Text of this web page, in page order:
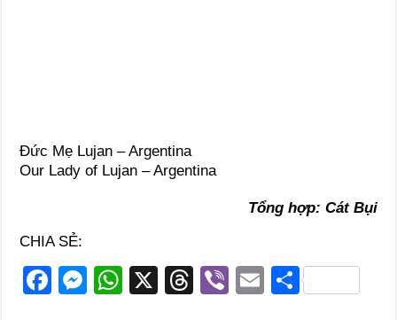
Đức Mẹ Lujan – Argentina
Our Lady of Lujan – Argentina
Tổng hợp: Cát Bụi
CHIA SẺ:
F
M
W
X
T
Vi
E S